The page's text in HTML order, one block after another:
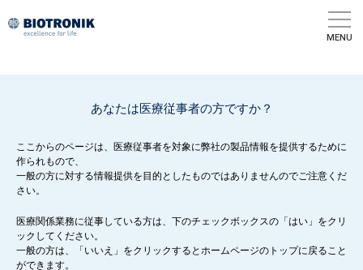
MENU
あなたは医療従事者の方ですか？
ここからのページは、医療従事者を対象に弊社の製品情報を提供するために
作られもので、
一般の方に対する情報提供を目的としたものではありませんのでご注意くだ
さい。
医療関係業務に従事している方は、下のチェックボックスの「はい」をクリ
ックしてください。
一般の方は、「いいえ」をクリックするとホームページのトップに戻ること
ができます。